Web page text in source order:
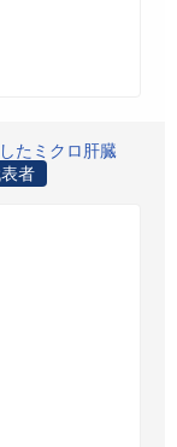
たミクロ肝臓
者